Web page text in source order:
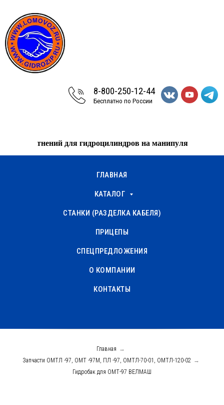
8-800-250-12-44
Бесплатно по России
для гидроцилиндров на манипулятор
ГЛАВНАЯ
КАТАЛОГ
СТАНКИ (РАЗДЕЛКА КАБЕЛЯ)
ПРИЦЕПЫ
СПЕЦПРЕДЛОЖЕНИЯ
О КОМПАНИИ
КОНТАКТЫ
Главная →
Запчасти ОМТЛ -97, ОМТ -97М, ПЛ -97, ОМТЛ-70-01, ОМТЛ-120-02 →
Гидробак для ОМТ-97 ВЕЛМАШ